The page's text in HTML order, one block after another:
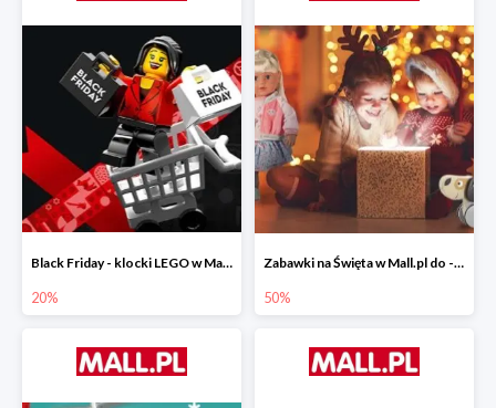
Black Friday - klocki LEGO w Mall.pl do -20%
20%
Zabawki na Święta w Mall.pl do -50%
50%